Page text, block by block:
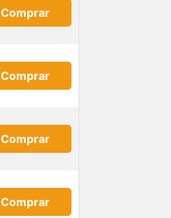
Comprar
Comprar
Comprar
Comprar